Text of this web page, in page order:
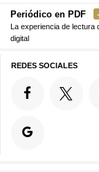
Periódico en PDF
La experiencia de lectura
digital
REDES SOCIALES